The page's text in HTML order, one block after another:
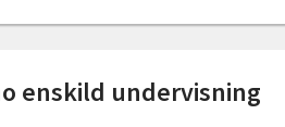
enskild undervisning